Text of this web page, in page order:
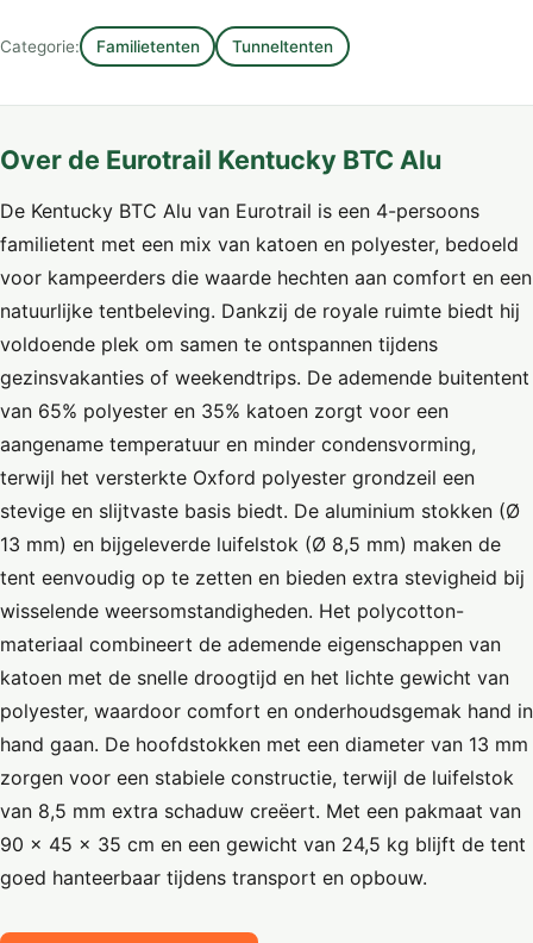
Categorie: Familietenten Tunneltenten
Over de Eurotrail Kentucky BTC Alu
De Kentucky BTC Alu van Eurotrail is een 4-persoons
familietent met een mix van katoen en polyester, bedoeld
voor kampeerders die waarde hechten aan comfort en een
natuurlijke tentbeleving. Dankzij de royale ruimte biedt hij
voldoende plek om samen te ontspannen tijdens
gezinsvakanties of weekendtrips. De ademende buitentent
van 65% polyester en 35% katoen zorgt voor een
aangename temperatuur en minder condensvorming,
terwijl het versterkte Oxford polyester grondzeil een
stevige en slijtvaste basis biedt. De aluminium stokken (Ø
13 mm) en bijgeleverde luifelstok (Ø 8,5 mm) maken de
tent eenvoudig op te zetten en bieden extra stevigheid bij
wisselende weersomstandigheden. Het polycotton-
materiaal combineert de ademende eigenschappen van
katoen met de snelle droogtijd en het lichte gewicht van
polyester, waardoor comfort en onderhoudsgemak hand in
hand gaan. De hoofdstokken met een diameter van 13 mm
zorgen voor een stabiele constructie, terwijl de luifelstok
van 8,5 mm extra schaduw creëert. Met een pakmaat van
90 x 45 x 35 cm en een gewicht van 24,5 kg blijft de tent
goed hanteerbaar tijdens transport en opbouw.